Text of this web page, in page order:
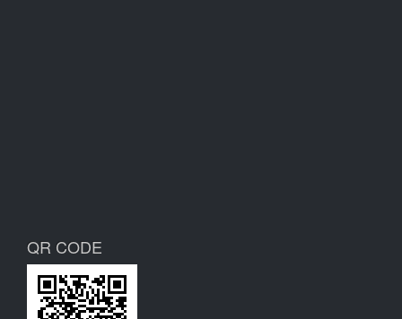
QR CODE